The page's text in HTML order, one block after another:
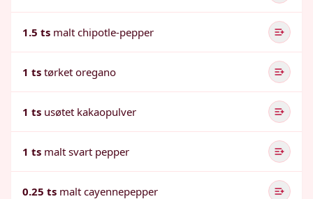
1.5 ts malt chipotle-pepper
1 ts tørket oregano
1 ts usøtet kakaopulver
1 ts malt svart pepper
0.25 ts malt cayennepepper